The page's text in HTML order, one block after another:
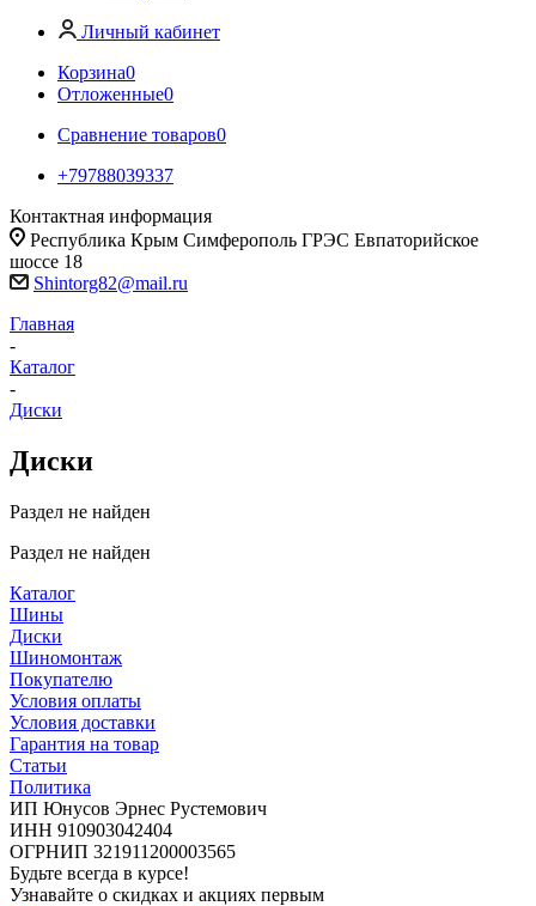
Личный кабинет
Корзина0
Отложенные0
Сравнение товаров0
+79788039337
Контактная информация
Республика Крым Симферополь ГРЭС Евпаторийское
шоссе 18
Shintorg82@mail.ru
Главная
-
Каталог
-
Диски
Диски
Раздел не найден
Раздел не найден
Каталог
Шины
Диски
Шиномонтаж
Покупателю
Условия оплаты
Условия доставки
Гарантия на товар
Статьи
Политика
ИП Юнусов Эрнес Рустемович
ИНН 910903042404
ОГРНИП 321911200003565
Будьте всегда в курсе!
Узнавайте о скидках и акциях первым